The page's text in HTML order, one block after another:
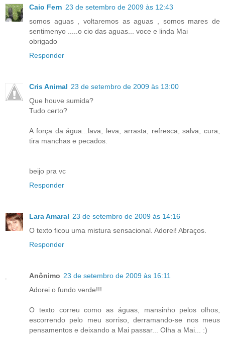
Caio Fern 23 de setembro de 2009 às 12:43
somos aguas , voltaremos as aguas , somos mares de
sentimenyo .....o cio das aguas... voce e linda Mai
obrigado
Responder
Cris Animal 23 de setembro de 2009 às 13:00
Que houve sumida?
Tudo certo?
A força da água...lava, leva, arrasta, refresca, salva, cura,
tira manchas e pecados.
beijo pra vc
Responder
Lara Amaral 23 de setembro de 2009 às 14:16
O texto ficou uma mistura sensacional. Adorei! Abraços.
Responder
Anônimo 23 de setembro de 2009 às 16:11
Adorei o fundo verde!!!
O texto correu como as águas, mansinho pelos olhos,
escorrendo pelo meu sorriso, derramando-se nos meus
pensamentos e deixando a Mai passar... Olha a Mai... :)